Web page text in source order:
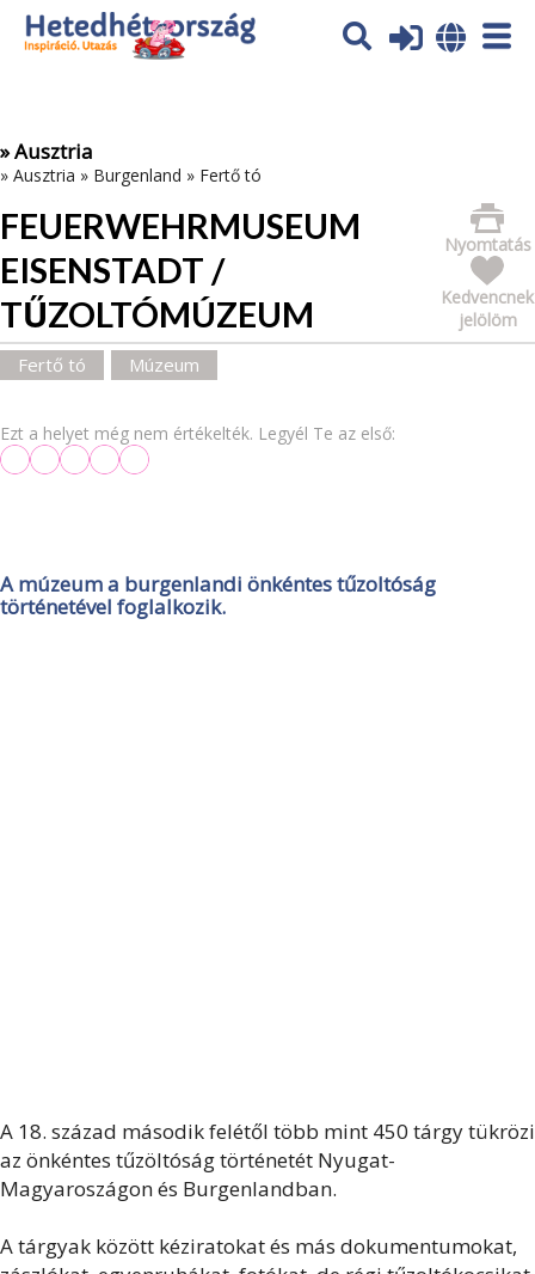
Az oldal sütiket (cookies) használ. További tájékoztatás itt:
Adatvédelmi tájékoztató
» Ausztria
» Ausztria » Burgenland » Fertő tó
FEUERWEHRMUSEUM
EISENSTADT /
TŰZOLTÓMÚZEUM
Nyomtatás
Kedvencnek
jelölöm
Fertő tó Múzeum
Ezt a helyet még nem értékelték. Legyél Te az első:
A múzeum a burgenlandi önkéntes tűzoltóság
történetével foglalkozik.
A 18. század második felétől több mint 450 tárgy tükrözi
az önkéntes tűzöltóság történetét Nyugat-
Magyaroszágon és Burgenlandban.
A tárgyak között kéziratokat és más dokumentumokat,